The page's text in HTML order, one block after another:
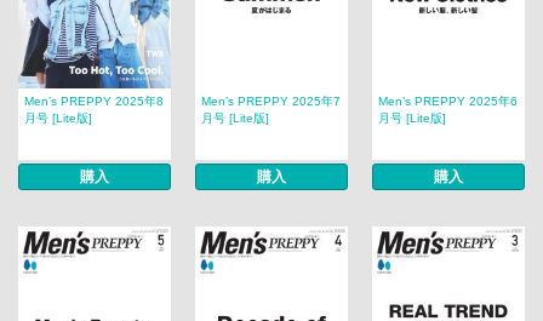
Men’s PREPPY 2025年8
月号 [Lite版]
購入
Men’s PREPPY 2025年7
月号 [Lite版]
購入
Men’s PREPPY 2025年6
月号 [Lite版]
購入